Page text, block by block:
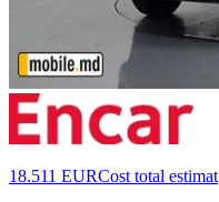
18.511 EURCost total estimat